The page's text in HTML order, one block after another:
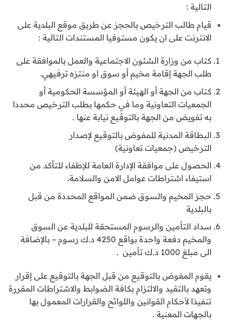
التالية :
قيام طالب الترخيص بالحجز عن طريق موقع البلدية على
الانترنت على ان يكون مستوفيا المستندات التالية :
كتاب من وزارة الشئون الاجتماعية والعمل بالموافقة على
طلب الجهة إقامة مخيم أو سوق او منتزه ترفيهي.
كتاب من الجهة أو الهيئة أو المؤسسة الحكومية أو
الجمعيات التعاونية وما في حكمها بطلب الترخيص محددا
به تفويض من الجهة بالتوقيع نيابة عنها .
البطاقة المدنية للمفوض بالتوقيع لإصدار
الترخيص (جمعيات تعاونية)
الحصول على موافقة الإدارة العامة للإطفاء للتأكد من
استيفاء اشتراطات عوامل الامن والسلامة.
حجز المخيم والسوق ضمن المواقع المحددة من قبل
بالبلدية
سداد التأمين والرسوم المستحقة للبلدية عن السوق
والمخيم دفعة واحدة بواقع 4250 د.ك رسوم – بالإضافة
الى مبلغ 1000 د.ك تأمين .
يقوم المفوض بالتوقيع من قبل الجهة بالتوقيع على إقرار
وتعهد بالتقيد والالتزام بكافة الضوابط والاشتراطات المقررة
تنفيذا لأحكام القوانين واللوائح والقرارات المعمول بها
بالجهات المعنية .